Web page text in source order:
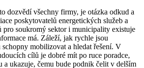
dozvědí všechny firmy, je otázka odkud a
poskytovatelů energetických služeb a
pro soukromý sektor i municipality existuje
má. Záleží, jak rychle jsou
mobilizovat a hledat řešení. V
cílů je dobré mít po ruce poradce,
a ukazuje, čemu bude podnik čelit v delším